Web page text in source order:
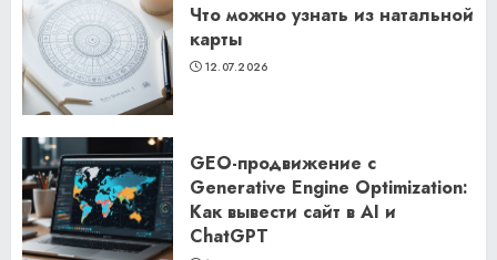
Что можно узнать из натальной
карты
12.07.2026
GEO-продвижение с
Generative Engine Optimization:
Как вывести сайт в AI и
ChatGPT